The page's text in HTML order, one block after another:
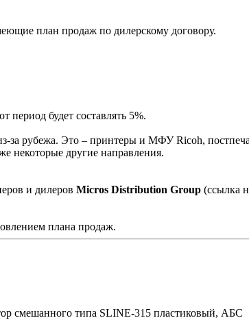
план продаж по дилерскому договору.
период будет составлять 5%.
рубежа. Это – принтеры и МФУ Ricoh,
некоторые другие направления.
и дилеров Micros Distribution Group (ссылка
плана продаж.
смешанного типа SLINE-315 пластиковый, АБС